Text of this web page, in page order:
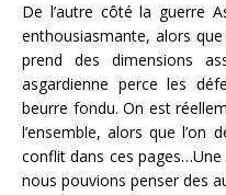
De l’autre côté la guerre
enthousiasmante, alors
prend des dimensions
asgardienne perce les
beurre fondu. On est
l’ensemble, alors que l’on
conflit dans ces
nous pouvions penser des